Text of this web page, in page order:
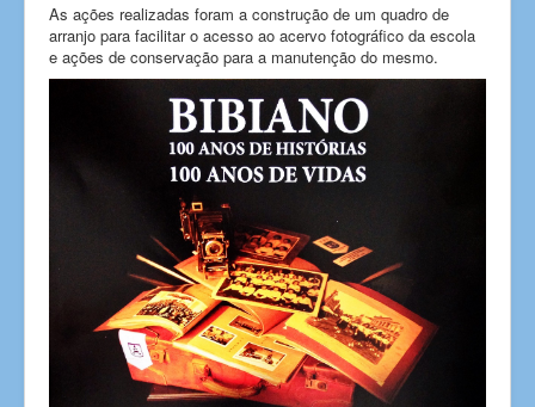
As ações realizadas foram a construção de um quadro de
arranjo para facilitar o acesso ao acervo fotográfico da escola
e ações de conservação para a manutenção do mesmo.